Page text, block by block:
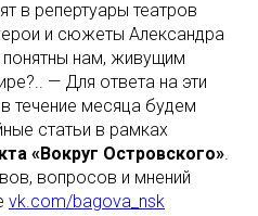
в репертуары театров
и сюжеты Александра
понятны нам, живущим
— Для ответа на эти
течение месяца будем
статьи в рамках
«Вокруг Островского».
вопросов и мнений
vk.com/bagova_nsk